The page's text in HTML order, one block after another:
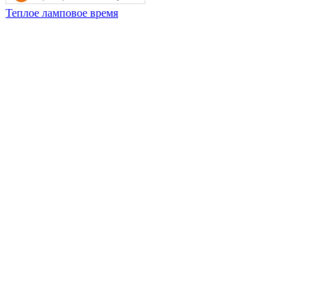
Теплое ламповое время